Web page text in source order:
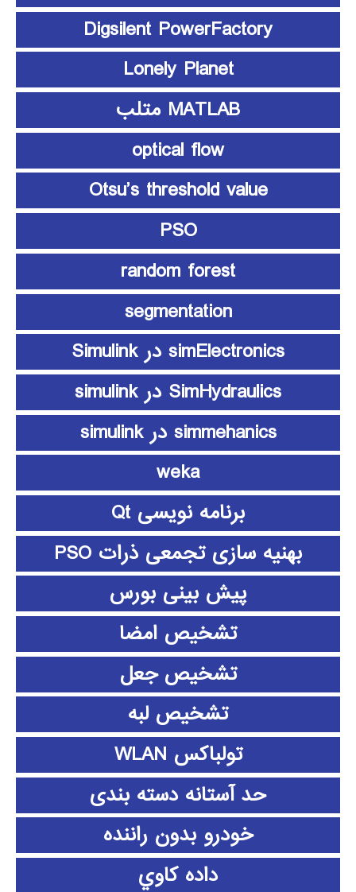
Digsilent PowerFactory
Lonely Planet
MATLAB متلب
optical flow
Otsu’s threshold value
PSO
random forest
segmentation
simElectronics در Simulink
SimHydraulics در simulink
simmehanics در simulink
weka
برنامه نویسی Qt
بهنیه سازی تجمعی ذرات PSO
پیش بینی بورس
تشخیص امضا
تشخیص جعل
تشخیص لبه
تولباکس WLAN
حد آستانه دسته بندی
خودرو بدون راننده
داده كاوي